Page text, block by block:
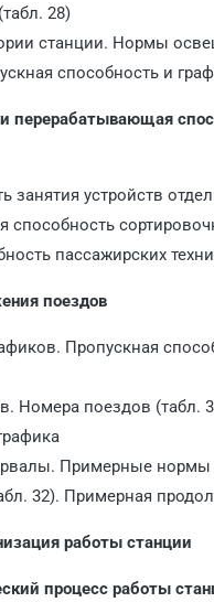
28)
станции. Нормы
способность и
и перерабатывающая
занятия устройств
пассажирских
поездов
Пропускная
Номера поездов (табл.
Примерные
32). Примерная
работы станции
процесс работы